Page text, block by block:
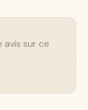
avis sur ce